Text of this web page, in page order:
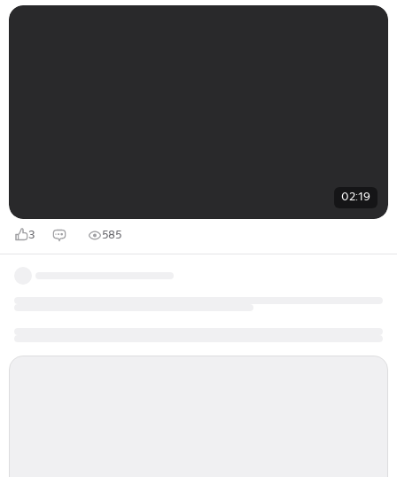
02:19
3 585